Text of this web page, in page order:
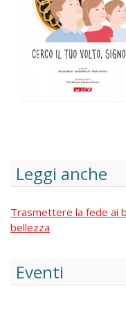
Leggi anche
Trasmettere la fede ai
bellezza
Eventi